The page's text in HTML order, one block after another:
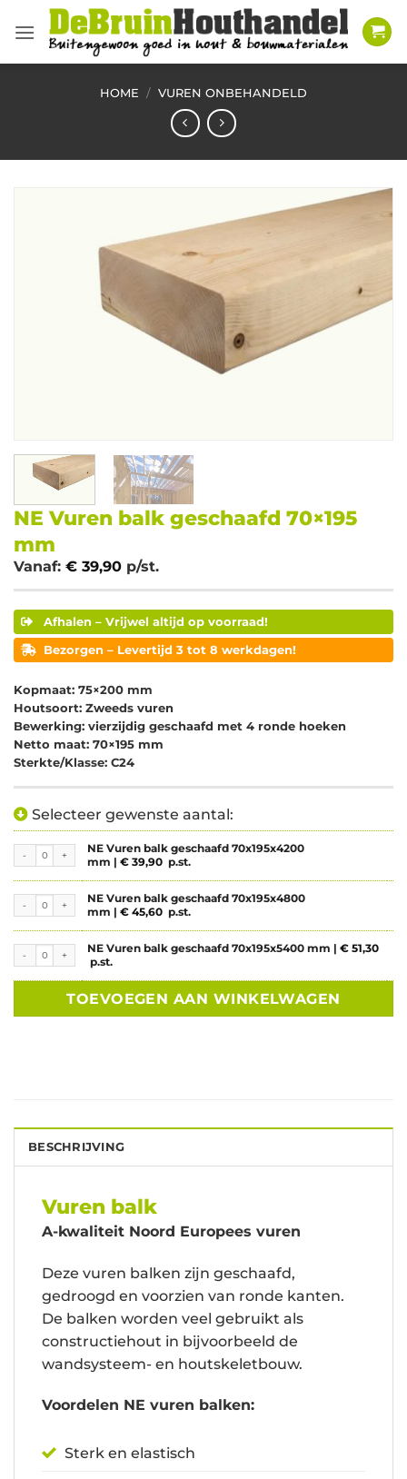
naar
HOME / VUREN ONBEHANDELD
NE Vuren balk geschaafd 70×195
mm
Vanaf: € 39,90 p/st.
Afhalen – Vrijwel altijd op voorraad!
Bezorgen – Levertijd 3 tot 8 werkdagen!
Kopmaat: 75×200 mm
Houtsoort: Zweeds vuren
Bewerking: vierzijdig geschaafd met 4 ronde hoeken
Netto maat: 70×195 mm
Sterkte/Klasse: C24
Selecteer gewenste aantal:
NE Vuren balk geschaafd 70x195x4200 mm aantal
NE Vuren balk geschaafd 70x195x4200
mm |€ 39,90 p.st.
NE Vuren balk geschaafd 70x195x4800 mm aantal
NE Vuren balk geschaafd 70x195x4800
mm |€ 45,60 p.st.
NE Vuren balk geschaafd 70x195x5400 mm aantal
NE Vuren balk geschaafd 70x195x5400 mm |€ 51,30
p.st.
TOEVOEGEN AAN WINKELWAGEN
BESCHRIJVING
Vuren balk
A-kwaliteit Noord Europees vuren
Deze vuren balken zijn geschaafd,
gedroogd en voorzien van ronde kanten.
De balken worden veel gebruikt als
constructiehout in bijvoorbeeld de
wandsysteem- en houtskeletbouw.
Voordelen NE vuren balken:
Sterk en elastisch